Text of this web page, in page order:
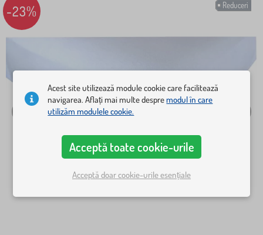
Reduceri
-23%
Acest site utilizează module cookie care facilitează
navigarea. Aflați mai multe despremodul în care
utilizăm modulele cookie.
Acceptă toate cookie-urile
Acceptă doar cookie-urile esențiale